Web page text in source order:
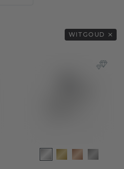
WITGOUD